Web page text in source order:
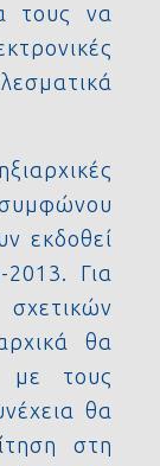
τους να
εκδοθεί
Για
θα
με τους
θα
στη